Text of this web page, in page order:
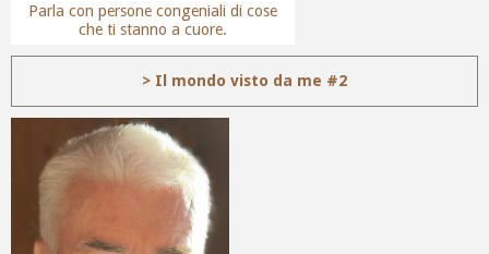
Parla con persone congeniali di cose
che ti stanno a cuore.
> Il mondo visto da me #2